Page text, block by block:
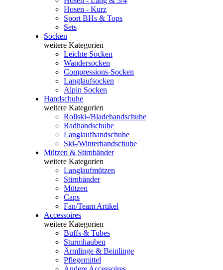
Hosen - Kurz
Sport BHs & Tops
Sets
Socken
weitere Kategorien
Leichte Socken
Wandersocken
Compressions-Socken
Langlaufsocken
Alpin Socken
Handschuhe
weitere Kategorien
Rollski-/Bladehandschuhe
Radhandschuhe
Langlaufhandschuhe
Ski-/Winterhandschuhe
Mützen & Stirnbänder
weitere Kategorien
Langlaufmützen
Stirnbänder
Mützen
Caps
Fan/Team Artikel
Accessoires
weitere Kategorien
Buffs & Tubes
Sturmhauben
Ärmlinge & Beinlinge
Pflegemittel